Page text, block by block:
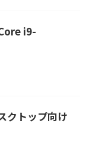
i9-
クトップ向け